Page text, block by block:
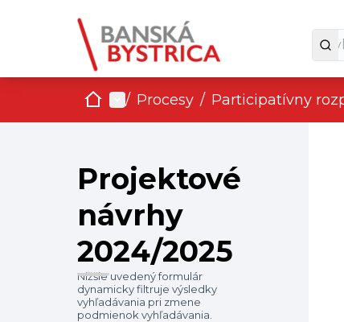
DomovMain menu
/ Procesy / Participatívny
Projektové
návrhy
2024/2025
Nižšie uvedený formulár
dynamicky filtruje výsledky
vyhľadávania pri zmene
podmienok vyhľadávania.